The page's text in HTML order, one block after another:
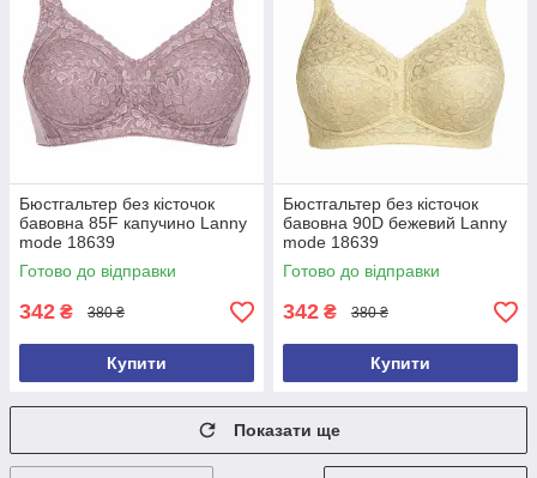
Бюстгальтер без кісточок
бавовна 85F капучино Lanny
mode 18639
Готово до відправки
342 ₴ 380 ₴
Купити
Бюстгальтер без кісточок
бавовна 90D бежевий Lanny
mode 18639
Готово до відправки
342 ₴ 380 ₴
Купити
Показати ще